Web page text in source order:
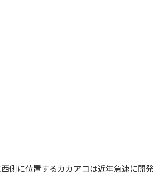
側に位置するカカアコは近年急速に開発